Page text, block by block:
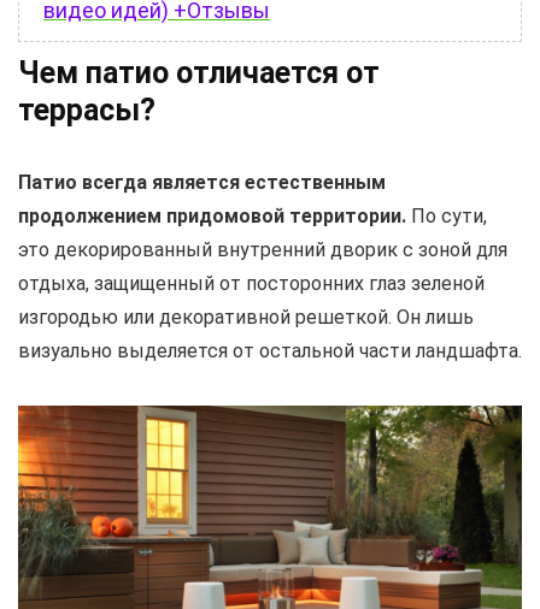
видео идей) +Отзывы
Чем патио отличается от
террасы?
Патио всегда является естественным
продолжением придомовой территории. По сути,
это декорированный внутренний дворик с зоной для
отдыха, защищенный от посторонних глаз зеленой
изгородью или декоративной решеткой. Он лишь
визуально выделяется от остальной части ландшафта.